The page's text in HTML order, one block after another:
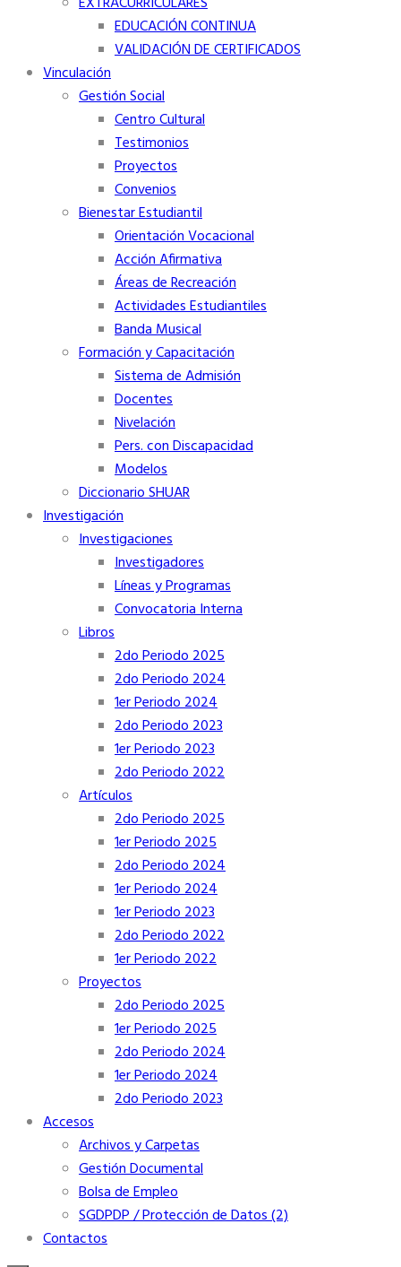
EDUCACIÓN CONTINUA
VALIDACIÓN DE CERTIFICADOS
Vinculación
Gestión Social
Centro Cultural
Testimonios
Proyectos
Convenios
Bienestar Estudiantil
Orientación Vocacional
Acción Afirmativa
Áreas de Recreación
Actividades Estudiantiles
Banda Musical
Formación y Capacitación
Sistema de Admisión
Docentes
Nivelación
Pers. con Discapacidad
Modelos
Diccionario SHUAR
Investigación
Investigaciones
Investigadores
Líneas y Programas
Convocatoria Interna
Libros
2do Periodo 2025
2do Periodo 2024
1er Periodo 2024
2do Periodo 2023
1er Periodo 2023
2do Periodo 2022
Artículos
2do Periodo 2025
1er Periodo 2025
2do Periodo 2024
1er Periodo 2024
1er Periodo 2023
2do Periodo 2022
1er Periodo 2022
Proyectos
2do Periodo 2025
1er Periodo 2025
2do Periodo 2024
1er Periodo 2024
2do Periodo 2023
Accesos
Archivos y Carpetas
Gestión Documental
Bolsa de Empleo
SGDPDP / Protección de Datos (2)
Contactos